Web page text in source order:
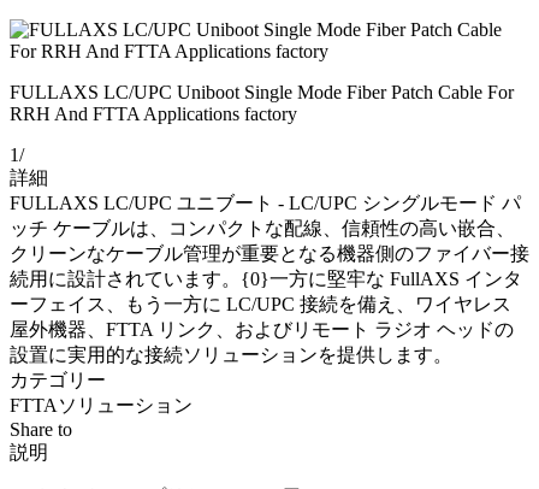
FULLAXS LC/UPC Uniboot Single Mode Fiber Patch Cable For
RRH And FTTA Applications factory
1/
詳細
FULLAXS LC/UPC ユニブート - LC/UPC シングルモード パ
ッチ ケーブルは、コンパクトな配線、信頼性の高い嵌合、
クリーンなケーブル管理が重要となる機器側のファイバー接
続用に設計されています。{0}一方に堅牢な FullAXS インタ
ーフェイス、もう一方に LC/UPC 接続を備え、ワイヤレス
屋外機器、FTTA リンク、およびリモート ラジオ ヘッドの
設置に実用的な接続ソリューションを提供します。
カテゴリー
FTTAソリューション
Share to
説明